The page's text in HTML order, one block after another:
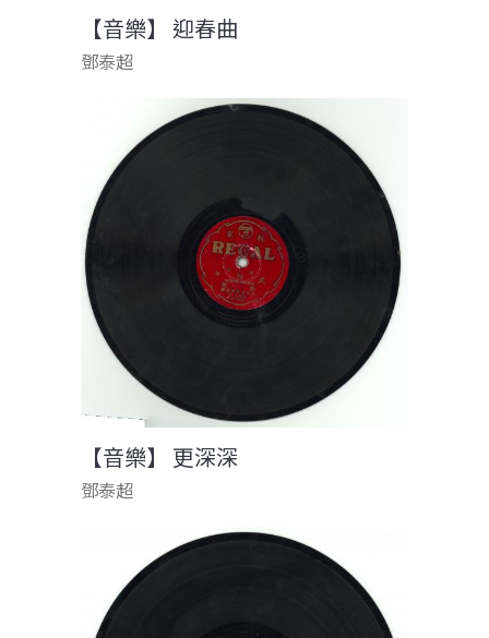
【音樂】 迎春曲
鄧泰超
【音樂】 更深深
鄧泰超